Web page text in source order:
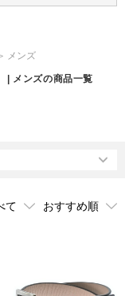
カ
メンズ
| メンズの商品一覧